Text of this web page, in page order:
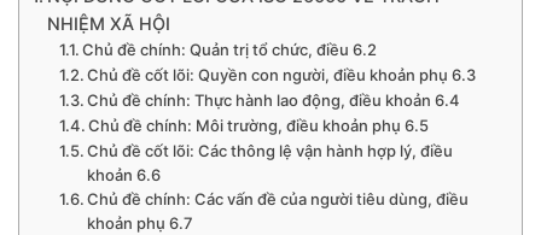
NHIỆM XÃ HỘI
Chủ đề chính: Quản trị tổ chức, điều 6.2
Chủ đề cốt lõi: Quyền con người, điều khoản phụ 6.3
Chủ đề chính: Thực hành lao động, điều khoản 6.4
Chủ đề chính: Môi trường, điều khoản phụ 6.5
Chủ đề cốt lõi: Các thông lệ vận hành hợp lý, điều
khoản 6.6
Chủ đề chính: Các vấn đề của người tiêu dùng, điều
khoản phụ 6.7